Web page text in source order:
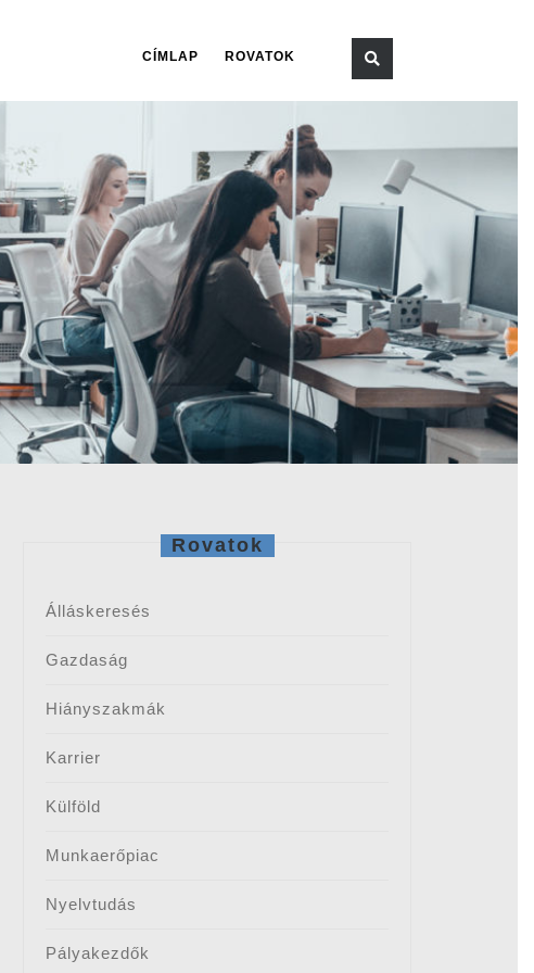
CÍMLAP ROVATOK
Rovatok
Álláskeresés
Gazdaság
Hiányszakmák
Karrier
Külföld
Munkaerőpiac
Nyelvtudás
Pályakezdők